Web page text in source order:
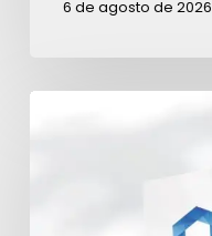
6 de agosto de 2026